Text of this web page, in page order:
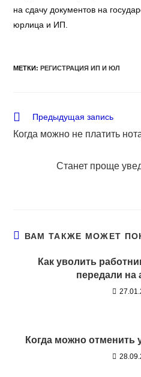
на сдачу документов на
юрлица и ИП.
МЕТКИ:РЕГИСТРАЦИЯ ИП И ЮЛ
Еще
Предыдущая запись
Когда можно не платить
Станет проще
ВАМ ТАКЖЕ МОЖЕТ
Как уволить
передали на
Когда можно отменить